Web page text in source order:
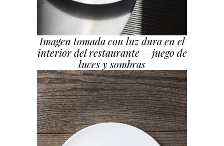
Imagen tomada con luz dura en el
interior del restaurante – juego de
luces y sombras